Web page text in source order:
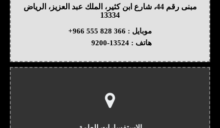
مبنى رقم 44، شارع ابن كثير، الملك عبد العزيز، الرياض
13334
موبايل : +966 555 828 366
هاتف : 9200-13524